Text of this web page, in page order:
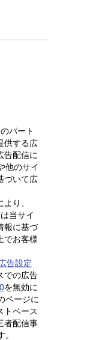
パート
供する広
告配信に
他のサイ
づいて広
り、
当サイ
報に基づ
でお客様
告設定
での広告
を無効に
ページに
トベース
者配信事